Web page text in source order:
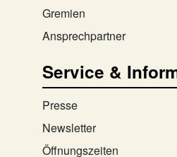
Gremien
Ansprechpartner
Service &
Presse
Newsletter
Öffnungszeiten